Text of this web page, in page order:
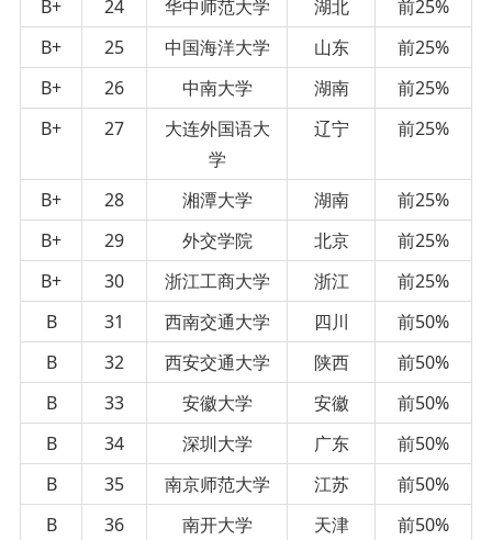
B+ 24 华中师范大学 湖北
前25%
B+
25 中国海洋大学 山东
前25%
B+
26 中南大学 湖南
前25%
B+
27
大连外国语大
学
辽宁 前25%
B+ 28 湘潭大学 湖南
前25%
B+
29 外交学院 北京
前25%
B+
30 浙江工商大学 浙江
前25%
B
31 西南交通大学 四川
前50%
B
32 西安交通大学 陕西
前50%
B
33 安徽大学 安徽
前50%
B
34 深圳大学 广东
前50%
B
35 南京师范大学 江苏
前50%
B
36 南开大学 天津
前50%